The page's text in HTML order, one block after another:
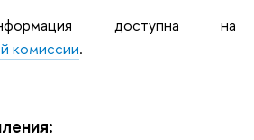
доступна на
комиссии.